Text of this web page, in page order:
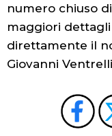
numero chiuso
maggiori
direttamente il
Giovanni